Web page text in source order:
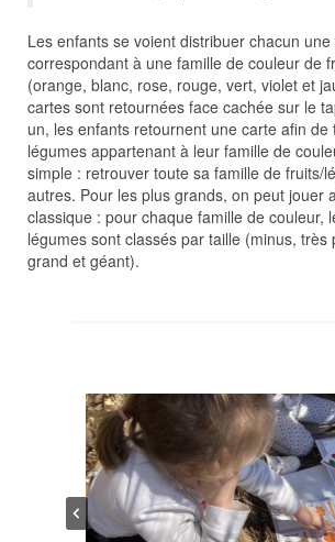
Les enfants se voient distribuer chacun
correspondant à une famille de couleur de
(orange, blanc, rose, rouge, vert, violet et
cartes sont retournées face cachée sur le
un, les enfants retournent une carte afin
légumes appartenant à leur famille de
simple : retrouver toute sa famille de fruits/
autres. Pour les plus grands, on peut jouer
classique : pour chaque famille de couleur,
légumes sont classés par taille (minus, très
grand et géant).